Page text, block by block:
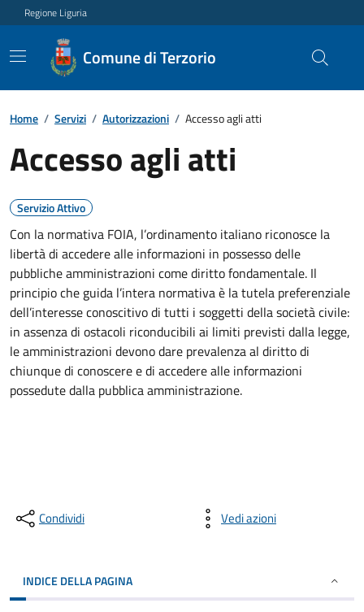
Regione Liguria
Comune di Terzorio
Home / Servizi / Autorizzazioni / Accesso agli atti
Accesso agli atti
Servizio Attivo
Con la normativa FOIA, l’ordinamento italiano riconosce la
libertà di accedere alle informazioni in possesso delle
pubbliche amministrazioni come diritto fondamentale. Il
principio che guida l’intera normativa è la tutela preferenziale
dell’interesse conoscitivo di tutti i soggetti della società civile:
in assenza di ostacoli riconducibili ai limiti previsti dalla legge,
le amministrazioni devono dare prevalenza al diritto di
chiunque di conoscere e di accedere alle informazioni
possedute dalla pubblica amministrazione.
Condividi Vedi azioni
INDICE DELLA PAGINA